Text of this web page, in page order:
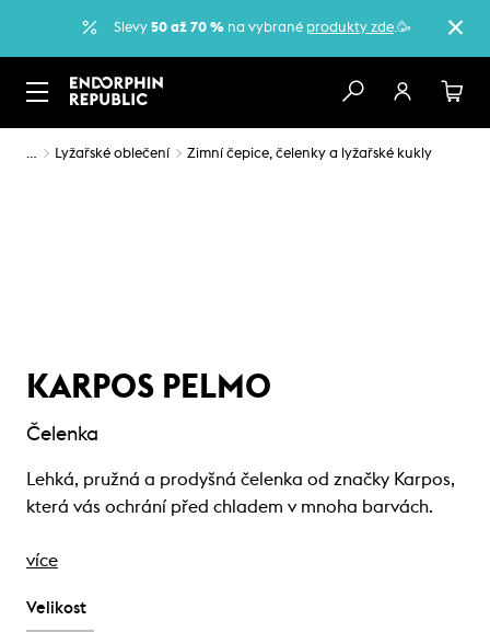
Slevy 50 až 70 % na vybrané produkty zde.🥳
… Lyžařské oblečení Zimní čepice, čelenky a lyžařské kukly
KARPOS PELMO
Čelenka
Lehká, pružná a prodyšná čelenka od značky Karpos,
která vás ochrání před chladem v mnoha barvách.
více
Velikost